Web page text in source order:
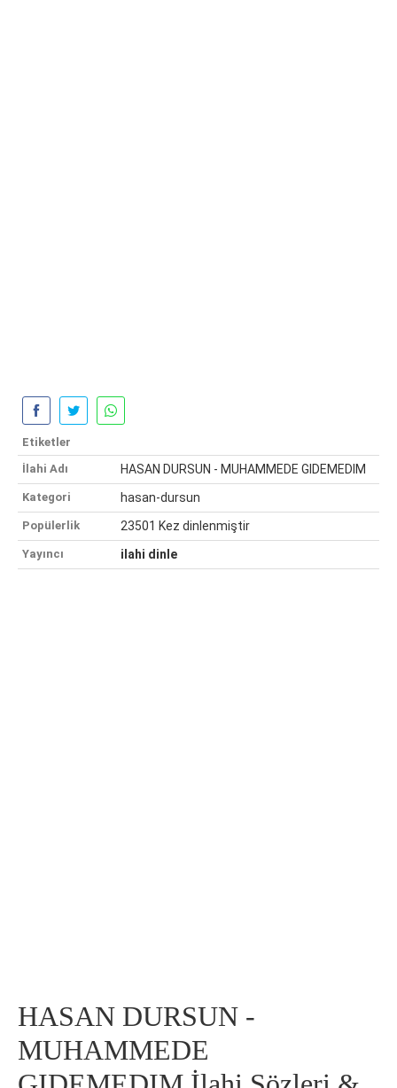
Etiketler
İlahi Adı
HASAN DURSUN - MUHAMMEDE GIDEMEDIM
Kategori hasan-dursun
Popülerlik 23501 Kez dinlenmiştir
Yayıncı ilahi dinle
HASAN DURSUN -
MUHAMMEDE